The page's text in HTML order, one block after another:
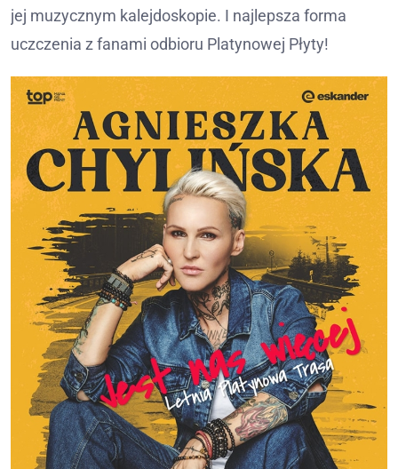
jej muzycznym kalejdoskopie. I najlepsza forma
uczczenia z fanami odbioru Platynowej Płyty!